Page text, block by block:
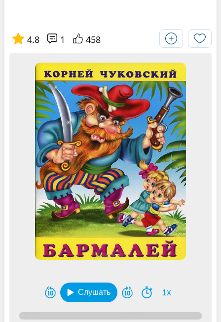
4.8 1 458
Слушать 1x